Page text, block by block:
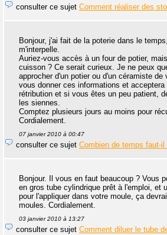
consulter ce sujet Comment réaliser des
Bonjour, j'ai fait de la poterie dans le
m'interpelle.
Auriez-vous accès à un four de potier,
cuisson ? Ce serait curieux. Je ne peux
approcher d'un potier ou d'un céramiste de
vous donner ces informations et
rétribution et si vous êtes un peu patient,
les siennes.
Comptez plusieurs jours au moins pour
Cordialement.
07 janvier 2010 à 00:47
consulter ce sujet Combien de temps faut-il
Bonjour. Il vous en faut beaucoup ? Vous
en gros tube cylindrique prêt à l'emploi, et
pour l'appliquer dans votre moule, ça
moules. Cordialement.
03 janvier 2010 à 13:27
consulter ce sujet Comment diluer le tube